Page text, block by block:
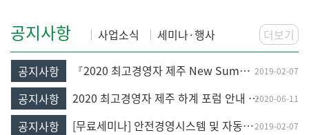
공지사항 사업소식 세미나·행사 더보기
공지사항 『2020 최고경영자 제주 New Summer Forum』 협찬 안내2019-02-07
공지사항 2020 최고경영자 제주 하계 포럼 안내 [20th New Summer Forum]
2020-06-11
공지사항 [무료세미나] 안전경영시스템 및 자동차 품질 경영시스템 최신정보 공개 세미나(4/3, 수)2019-02-07